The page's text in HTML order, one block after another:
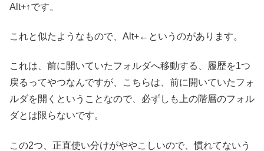
Alt+↑です。
これと似たようなもので、Alt+←というのがあります。
これは、前に開いていたフォルダへ移動する、履歴を1つ
戻るってやつなんですが、こちらは、前に開いていたフォ
ルダを開くということなので、必ずしも上の階層のフォル
ダとは限らないです。
この2つ、正直使い分けがややこしいので、慣れてないう